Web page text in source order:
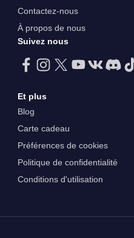
Contactez-nous
À propos de nous
Suivez nous
Et plus
Blog
Carte cadeau
Préférences de cookies
Politique de confidentialité
Conditions d'utilisation